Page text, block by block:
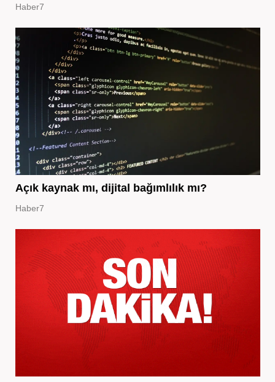
Haber7
Açık kaynak mı, dijital bağımlılık mı?
Haber7